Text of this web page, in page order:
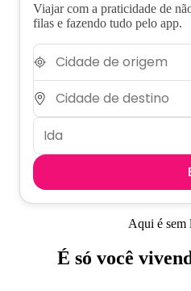
Viajar com a praticidade de
filas e fazendo tudo pelo app.
Aqui é sem
É só você